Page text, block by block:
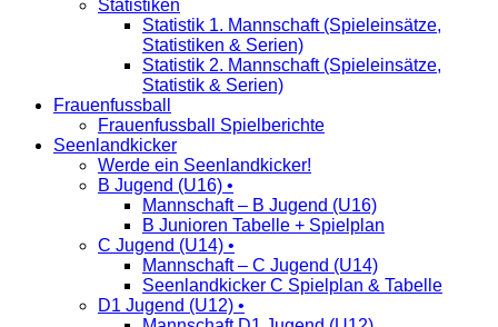
Statistiken
Statistik 1. Mannschaft (Spieleinsätze,
Statistiken & Serien)
Statistik 2. Mannschaft (Spieleinsätze,
Statistik & Serien)
Frauenfussball
Frauenfussball Spielberichte
Seenlandkicker
Werde ein Seenlandkicker!
B Jugend (U16) •
Mannschaft – B Jugend (U16)
B Junioren Tabelle + Spielplan
C Jugend (U14) •
Mannschaft – C Jugend (U14)
Seenlandkicker C Spielplan & Tabelle
D1 Jugend (U12) •